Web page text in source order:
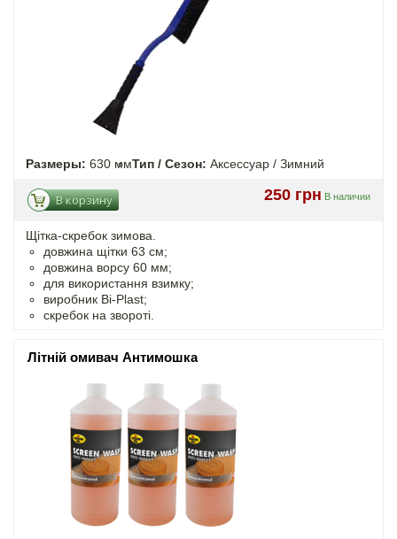
Размеры: 630 ммТип / Сезон: Аксессуар / Зимний
250 грн В наличии
В корзину
Щітка-скребок зимова.
довжина щітки 63 см;
довжина ворсу 60 мм;
для використання взимку;
виробник Bi-Plast;
скребок на звороті.
Літній омивач Антимошка